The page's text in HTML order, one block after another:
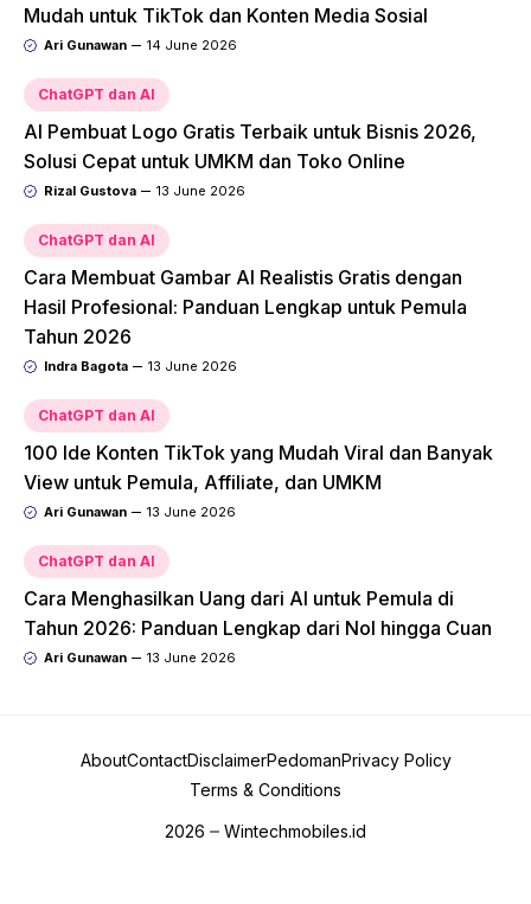
Mudah untuk TikTok dan Konten Media Sosial
Ari Gunawan 14 June 2026
ChatGPT dan AI
AI Pembuat Logo Gratis Terbaik untuk Bisnis 2026,
Solusi Cepat untuk UMKM dan Toko Online
Rizal Gustova 13 June 2026
ChatGPT dan AI
Cara Membuat Gambar AI Realistis Gratis dengan
Hasil Profesional: Panduan Lengkap untuk Pemula
Tahun 2026
Indra Bagota 13 June 2026
ChatGPT dan AI
100 Ide Konten TikTok yang Mudah Viral dan Banyak
View untuk Pemula, Affiliate, dan UMKM
Ari Gunawan 13 June 2026
ChatGPT dan AI
Cara Menghasilkan Uang dari AI untuk Pemula di
Tahun 2026: Panduan Lengkap dari Nol hingga Cuan
Ari Gunawan 13 June 2026
AboutContactDisclaimerPedomanPrivacy Policy
Terms & Conditions
2026 Wintechmobiles.id